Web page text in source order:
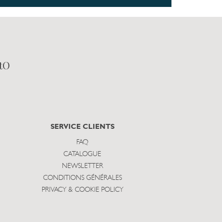
SERVICE CLIENTS
FAQ
CATALOGUE
NEWSLETTER
CONDITIONS GÉNÉRALES
PRIVACY & COOKIE POLICY